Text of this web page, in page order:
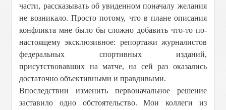
части, рассказывать об увиденном поначалу желания
не возникало. Просто потому, что в плане описания
конфликта мне было бы сложно добавить что-то по-
настоящему эксклюзивное: репортажи журналистов
федеральных спортивных изданий,
присутствовавших на матче, на сей раз оказались
достаточно объективными и правдивыми.
Впоследствии изменить первоначальное решение
заставило одно обстоятельство. Мои коллеги из